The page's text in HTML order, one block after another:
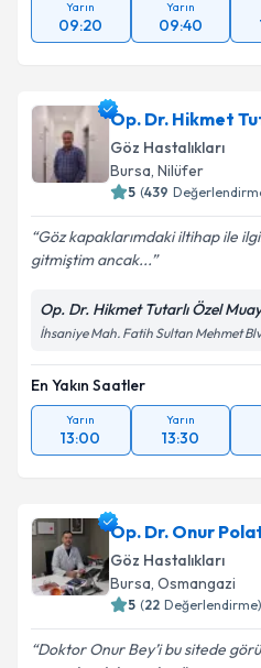
Yarın
09:20
Yarın
09:40
Op. Dr. Hikmet
Göz Hastalıkları
Bursa, Nilüfer
5 (439
Göz kapaklarımdaki iltihap ile
gitmiştim ancak...
Op. Dr. Hikmet Tutarlı Özel
İhsaniye Mah. Fatih Sultan Mehmet
En Yakın Saatler
Yarın
13:00
Yarın
13:30
Op. Dr. Onur
Göz Hastalıkları
Bursa, Osmangazi
5 (22 Değerlendirme)
Doktor Onur Bey’i bu sitede